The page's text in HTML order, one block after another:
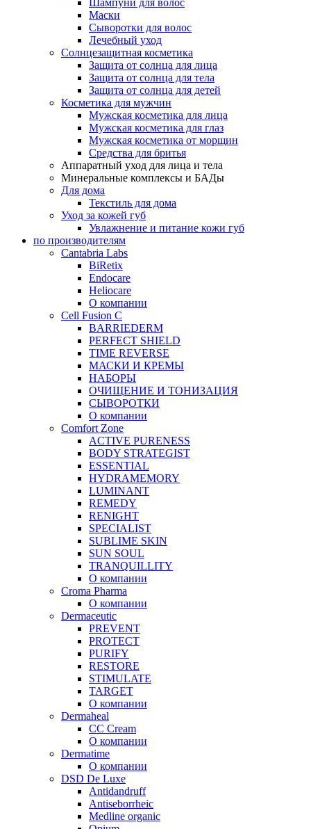
Маски
Сыворотки для волос
Лечебный уход
Солнцезащитная косметика
Защита от солнца для лица
Защита от солнца для тела
Защита от солнца для детей
Косметика для мужчин
Мужская косметика для лица
Мужская косметика для глаз
Мужская косметика от морщин
Средства для бритья
Аппаратный уход для лица и тела
Минеральные комплексы и БАДы
Для дома
Текстиль для дома
Уход за кожей губ
Увлажнение и питание кожи губ
по производителям
Cantabria Labs
BiRetix
Endocare
Heliocare
О компании
Cell Fusion C
BARRIEDERM
PERFECT SHIELD
TIME REVERSE
МАСКИ И КРЕМЫ
НАБОРЫ
ОЧИЩЕНИЕ И ТОНИЗАЦИЯ
СЫВОРОТКИ
О компании
Comfort Zone
ACTIVE PURENESS
BODY STRATEGIST
ESSENTIAL
HYDRAMEMORY
LUMINANT
REMEDY
RENIGHT
SPECIALIST
SUBLIME SKIN
SUN SOUL
TRANQUILLITY
О компании
Croma Pharma
О компании
Dermaceutic
PREVENT
PROTECT
PURIFY
RESTORE
STIMULATE
TARGET
О компании
Dermaheal
CC Cream
О компании
Dermatime
О компании
DSD De Luxe
Antidandruff
Antiseborrheic
Medline organic